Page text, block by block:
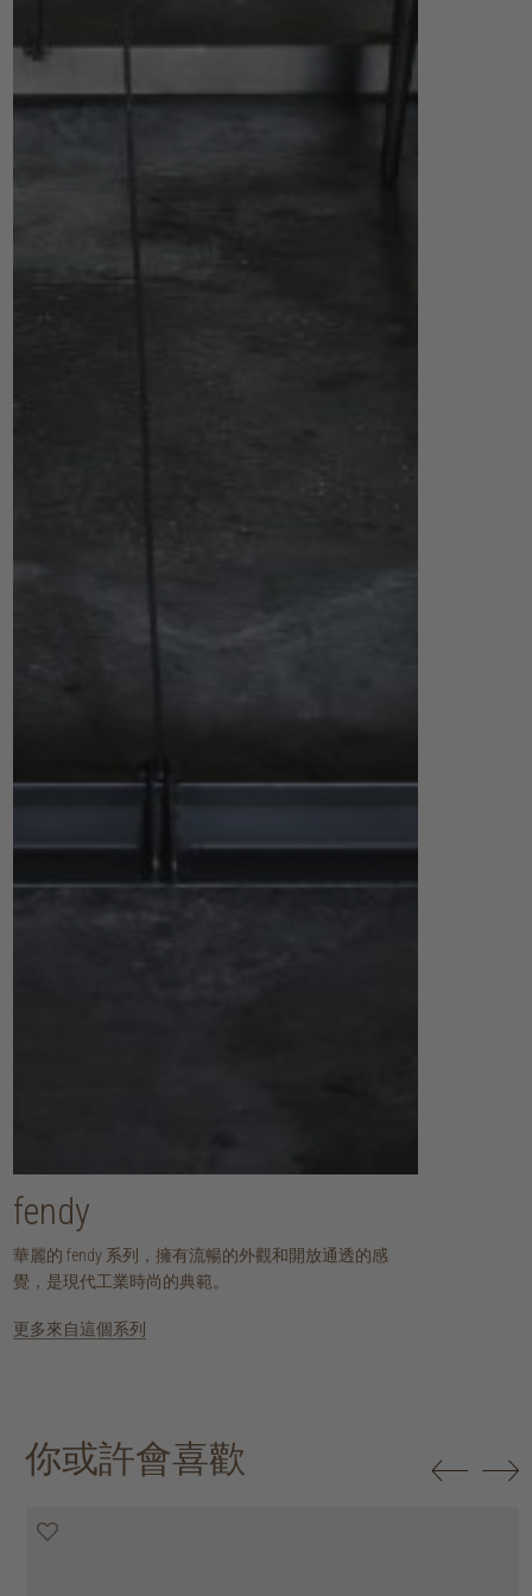
fendy
華麗的 fendy 系列，擁有流暢的外觀和開放通透的感
覺，是現代工業時尚的典範。
更多來自這個系列
你或許會喜歡